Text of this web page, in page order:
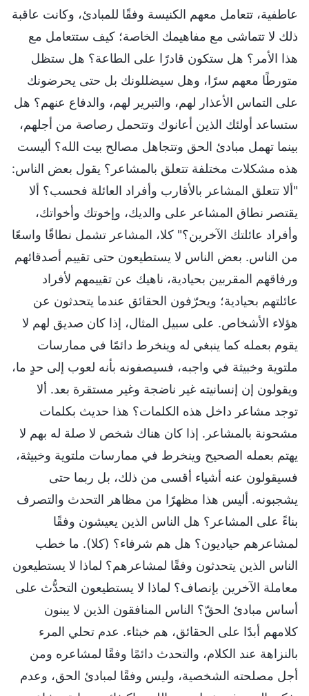
عاطفية، تتعامل معهم الكنيسة وفقًا للمبادئ، وكانت عاقبة
ذلك لا تتماشى مع مفاهيمك الخاصة؛ كيف ستتعامل مع
هذا الأمر؟ هل ستكون قادرًا على الطاعة؟ هل ستظل
متورطًا معهم سرًا، وهل سيضللونك بل حتى يحرضونك
على التماس الأعذار لهم، والتبرير لهم، والدفاع عنهم؟ هل
ستساعد أولئك الذين أعانوك وتتحمل رصاصة من أجلهم،
بينما تهمل مبادئ الحق وتتجاهل مصالح بيت الله؟ أليست
هذه مشكلات مختلفة تتعلق بالمشاعر؟ يقول بعض الناس:
"ألا تتعلق المشاعر بالأقارب وأفراد العائلة فحسب؟ ألا
يقتصر نطاق المشاعر على والديك، وإخوتك وأخواتك،
وأفراد عائلتك الآخرين؟" كلا، المشاعر تشمل نطاقًا واسعًا
من الناس. بعض الناس لا يستطيعون حتى تقييم أصدقائهم
ورفاقهم المقربين بحيادية، ناهيك عن تقييمهم لأفراد
عائلتهم بحيادية؛ ويحرّفون الحقائق عندما يتحدثون عن
هؤلاء الأشخاص. على سبيل المثال، إذا كان صديق لهم لا
يقوم بعمله كما ينبغي له وينخرط دائمًا في ممارسات
ملتوية وخبيثة في واجبه، فسيصفونه بأنه لعوب إلى حدٍ ما،
ويقولون إن إنسانيته غير ناضجة وغير مستقرة بعد. ألا
توجد مشاعر داخل هذه الكلمات؟ هذا حديث بكلمات
مشحونة بالمشاعر. إذا كان هناك شخص لا صلة له بهم لا
يهتم بعمله الصحيح وينخرط في ممارسات ملتوية وخبيثة،
فسيقولون عنه أشياء أقسى من ذلك، بل ربما حتى
يشجبونه. أليس هذا مظهرًا من مظاهر التحدث والتصرف
بناءً على المشاعر؟ هل الناس الذين يعيشون وفقًا
لمشاعرهم حياديون؟ هل هم شرفاء؟ (كلا). ما خطب
الناس الذين يتحدثون وفقًا لمشاعرهم؟ لماذا لا يستطيعون
معاملة الآخرين بإنصاف؟ لماذا لا يستطيعون التحدُّث على
أساس مبادئ الحقّ؟ الناس المنافقون الذين لا يبنون
كلامهم أبدًا على الحقائق، هم خبثاء. عدم تحلي المرء
بالنزاهة عند الكلام، والتحدث دائمًا وفقًا لمشاعره ومن
أجل مصلحته الشخصية، وليس وفقًا لمبادئ الحق، وعدم